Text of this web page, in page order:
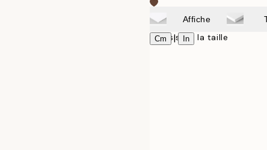
Affiche
Cm | In
Choisissez la taille